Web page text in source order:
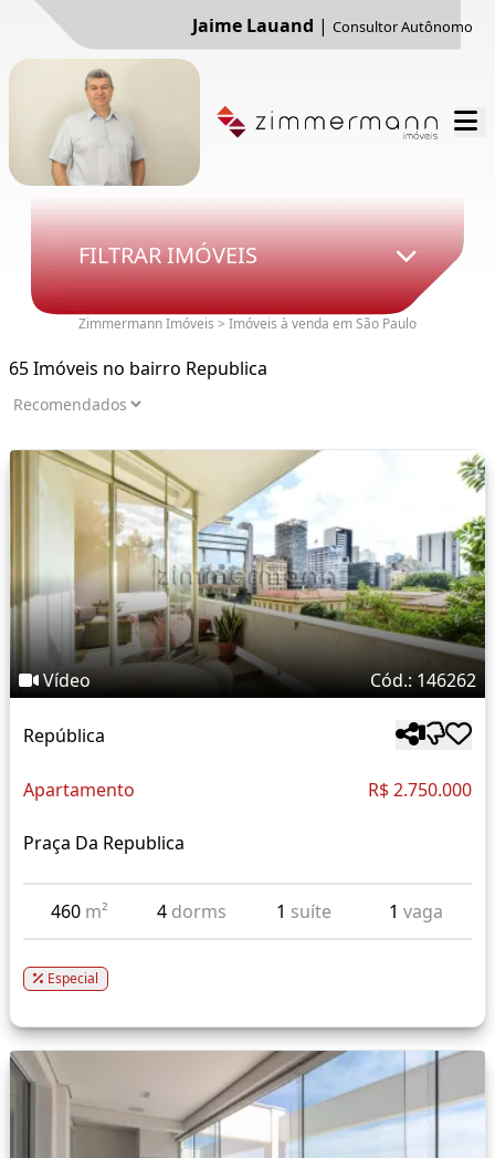
Jaime Lauand | Consultor Autônomo
FILTRAR IMÓVEIS
Zimmermann Imóveis > Imóveis à venda em São Paulo
65 Imóveis no bairro Republica
Vídeo Cód.: 146262
República
Apartamento R$ 2.750.000
Praça Da Republica
460 m² 4 dorms 1 suíte 1 vaga
Especial